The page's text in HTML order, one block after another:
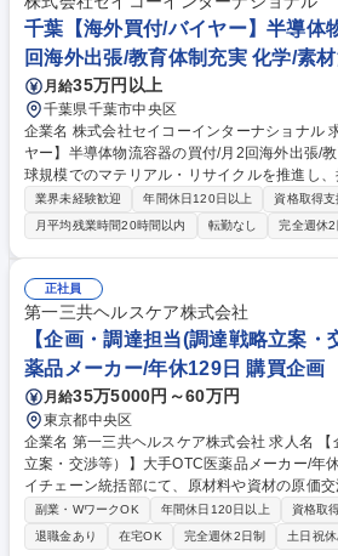
千葉【海外買付/バイヤー】半導体
回海外出張/教育体制充実 化学/素
月給35万円以上
千葉県千葉市中央区
企業名 株式会社セイコーインターナショナル 求人名 千葉【海外買付/バイ
ヤー】半導体物流容器の買付/月2回海外出張/教育体制充実
球規模でのマテリアル・リサイクルを推進し
事業を展開する当社。近年需要が拡大する半
容器のリユース事業を確立。海外工場より買付
【入社後の流れ】■まずは、千葉営業所にて貿
の基礎から、国をまたぐ買い付け業務の知識
後、国内のリユース工場や先輩社員の同行を経
後の再販売に至るまでの一連の流れを覚えてい
の流れを同行により覚えていただき、入社1
していただきます！ 募集職種 千葉【海外買付/バイヤー】半導体物流容器
の買付/月2回海外出張/教育体制充実
業界未経験歓迎 年間休日120日以上
資格取得支
月平均残業時間20時間以内
転勤なし 完全週休2
正社員
第一三共ヘルスケア株式会社
【企画・調達担当(調達戦略立案
薬品メーカー/年休129日 購買企画
月給35万5000円～60万円
東京都中央区
企業名 第一三共ヘルスケア株式会社 求人名 【企画・調達担当（調達戦略
立案・交渉等）】大手OTC医薬品メーカー/年休129日 仕事の内
イチェーン統括部にて、原材料や資材の原価
調達（在庫管理・販売計画）、製造委託先の
理、他部門と連携したプロジェクト推進等をお任せします
引条件等の交渉 ・商品調達(在庫管理・販売計
副業・WワークOK 年間休日120日以上 資格取
退職金あり
在宅OK 完全週休2日制 土日祝